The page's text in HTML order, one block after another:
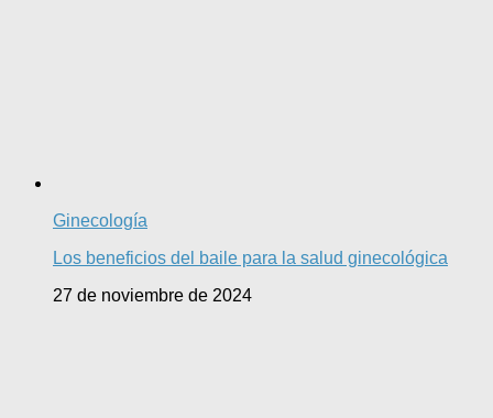
Ginecología
Los beneficios del baile para la salud ginecológica
27 de noviembre de 2024